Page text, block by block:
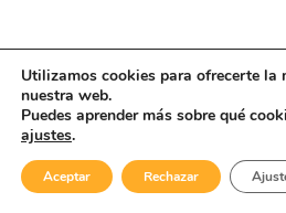
Utilizamos cookies para ofrecerte la
nuestra web.
Puedes aprender más sobre qué
ajustes.
Aceptar Rechazar